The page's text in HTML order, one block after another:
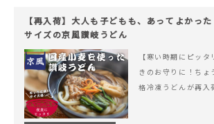
【再入荷】大人も子どもも、あってよかっ
サイズの京風讃岐うどん
【寒い時期にピッ
きのお守りに！ちょ
格冷凍うどんが再入